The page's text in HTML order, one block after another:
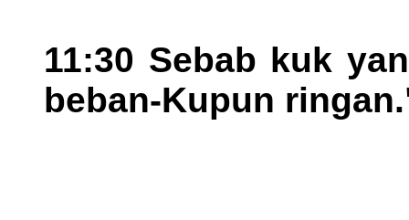
11:30 Sebab kuk
beban-Kupun